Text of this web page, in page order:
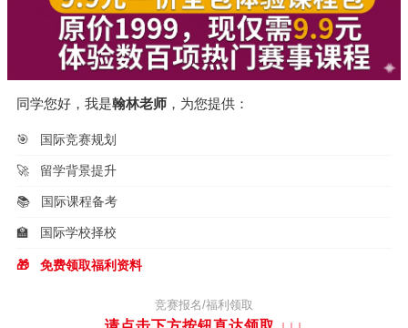
同学您好，我是翰林老师 ，为您提供：
🎯 国际竞赛规划
🚀 留学背景提升
📚 国际课程备考
🏫 国际学校择校
🎁 免费领取福利资料
竞赛报名/福利领取